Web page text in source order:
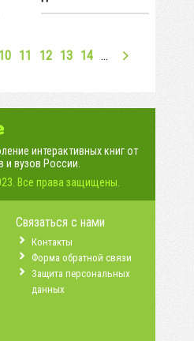
10 11 12 13 14 …
интерактивных книг от
и вузов России.
Все права защищены.
Связаться с нами
Контакты
Форма обратной связи
Защита персональных
данных